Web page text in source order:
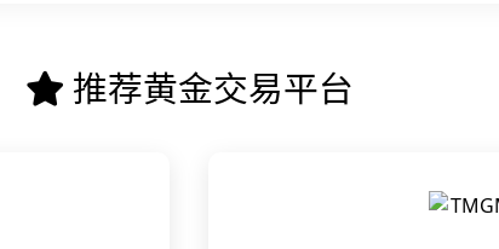
推荐黄金交易平台